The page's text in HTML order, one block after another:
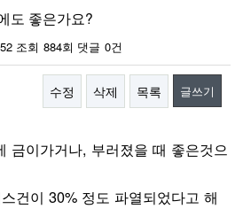
도 좋은가요?
조회 884회 댓글 0건
수정 삭제 목록 글쓰기
금이가거나, 부러졌을 때 좋은것으
건이 30% 정도 파열되었다고 해